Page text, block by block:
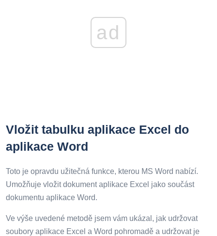
ad
Vložit tabulku aplikace Excel do
aplikace Word
Toto je opravdu užitečná funkce, kterou MS Word nabízí.
Umožňuje vložit dokument aplikace Excel jako součást
dokumentu aplikace Word.
Ve výše uvedené metodě jsem vám ukázal, jak udržovat
soubory aplikace Excel a Word pohromadě a udržovat je